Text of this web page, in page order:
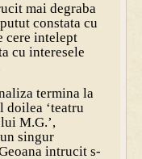
mai degraba
constata cu
cere intelept
cu interesele
termina la
doilea ‘teatru
M.G.’,
singur
intrucit s-